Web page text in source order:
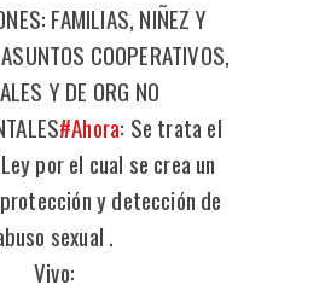
FAMILIAS, NIÑEZ Y
COOPERATIVOS,
Y DE ORG NO
#Ahora: Se trata el
por el cual se crea un
y detección de
sexual .
Vivo: